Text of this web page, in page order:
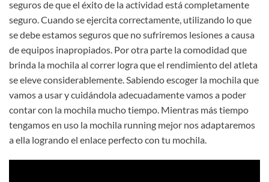
seguros de que el éxito de la actividad está completamente
seguro. Cuando se ejercita correctamente, utilizando lo que
se debe estamos seguros que no sufriremos lesiones a causa
de equipos inapropiados. Por otra parte la comodidad que
brinda la mochila al correr logra que el rendimiento del atleta
se eleve considerablemente. Sabiendo escoger la mochila que
vamos a usar y cuidándola adecuadamente vamos a poder
contar con la mochila mucho tiempo. Mientras más tiempo
tengamos en uso la mochila running mejor nos adaptaremos
a ella logrando el enlace perfecto con tu mochila.